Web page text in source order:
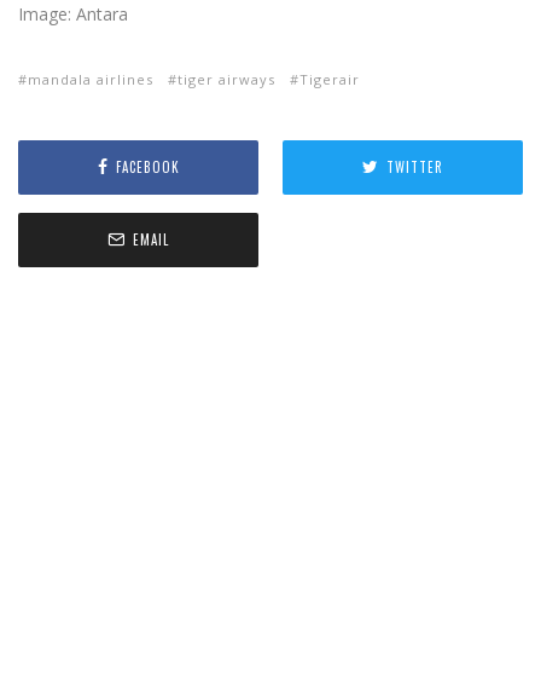
Image: Antara
mandala airlines tiger airways Tigerair
FACEBOOK TWITTER
EMAIL